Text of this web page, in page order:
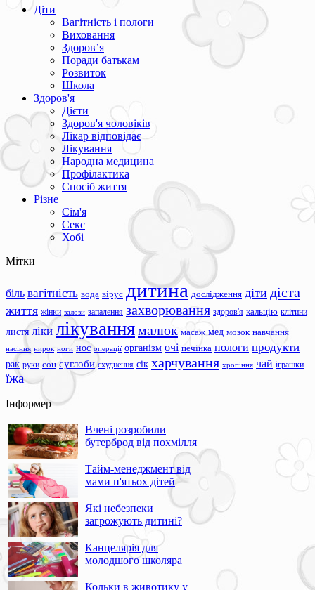
Діти
Вагітність і пологи
Виховання
Здоров’я
Поради батькам
Розвиток
Школа
Здоров'я
Дієти
Здоров'я чоловіків
Лікар відповідає
Лікування
Народна медицина
Профілактика
Спосіб життя
Різне
Сім'я
Секс
Хобі
Мітки
біль вагітність вода вірус дитина дослідження діти дієта
життя жінки залози запалення захворювання здоров'я кальцію клітини
листя ліки лікуваннямалюк масаж мед мозок навчання
насіння нирок ноги нос операції організм очі печінка пологи продукти
рак руки сон суглоби схуднення сік харчування хропіння чай іграшки
їжа
Інформер
Вчені розробили
бутерброд від похмілля
Тайм-менеджмент від
мами п'ятьох дітей
Які небезпеки
загрожують дитині?
Канцелярія для
молодшого школяра
Кольки в животику у